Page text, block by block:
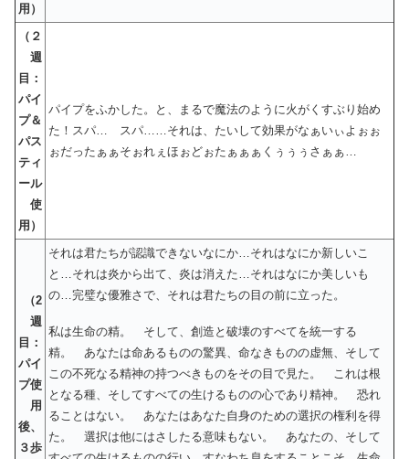
用）
（２
週
目：
パイ
プ＆
パス
ティ
ール
使
用）
パイプをふかした。と、まるで魔法のように火がくすぶり始め
た！スパ… スパ……それは、たいして効果がなぁいぃよぉぉ
ぉだったぁぁそぉれぇほぉどぉたぁぁぁくぅぅぅさぁぁ…
（2
週
目：
パイ
プ使
用
後、
３歩
それは君たちが認識できないなにか…それはなにか新しいこ
と…それは炎から出て、炎は消えた…それはなにか美しいも
の…完璧な優雅さで、それは君たちの目の前に立った。
私は生命の精。 そして、創造と破壊のすべてを統一する
精。 あなたは命あるものの驚異、命なきものの虚無、そして
この不死なる精神の持つべきものをその目で見た。 これは根
となる種、そしてすべての生けるものの心であり精神。 恐れ
ることはない。 あなたはあなた自身のための選択の権利を得
た。 選択は他にはさしたる意味もない。 あなたの、そして